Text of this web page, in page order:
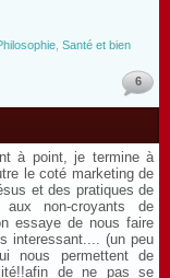
Santé et bien
6
à point, je termine à
le coté marketing de
et des pratiques de
non-croyants de
essaye de nous faire
interessant.... (un peu
nous permettent de
de ne pas se